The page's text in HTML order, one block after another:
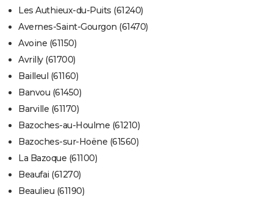
Les Authieux-du-Puits (61240)
Avernes-Saint-Gourgon (61470)
Avoine (61150)
Avrilly (61700)
Bailleul (61160)
Banvou (61450)
Barville (61170)
Bazoches-au-Houlme (61210)
Bazoches-sur-Hoëne (61560)
La Bazoque (61100)
Beaufai (61270)
Beaulieu (61190)